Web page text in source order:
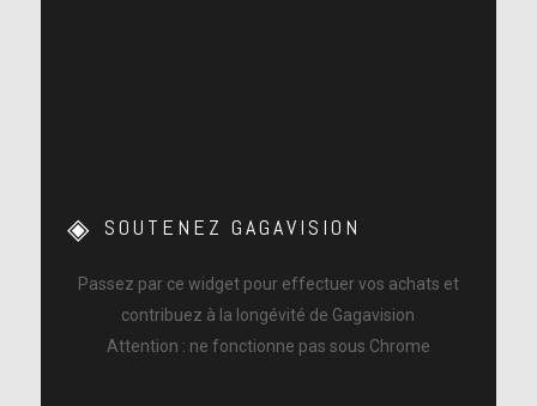
SOUTENEZ GAGAVISION
Passez par ce widget pour effectuer vos achats et
contribuez à la longévité de Gagavision
Attention : ne fonctionne pas sous Chrome